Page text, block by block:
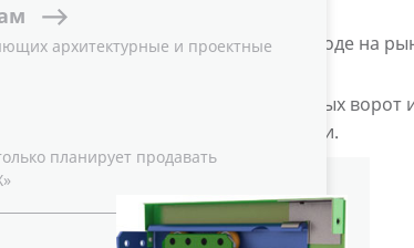
архитектурные и проектные
планирует продавать
ворот
«АЛЮТЕХ» информирует о выводе на
надежности эксплуатации роллетных ворот
несущего элемента конструкции.